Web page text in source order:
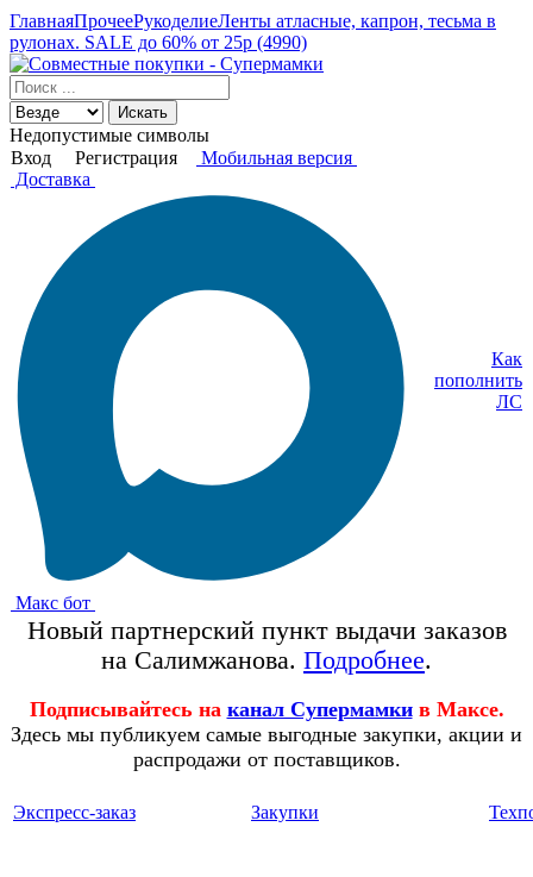
ГлавнаяПрочееРукоделиеЛенты атласные, капрон, тесьма в
рулонах. SALE до 60% от 25р (4990)
Искать
Недопустимые символы
Вход
Регистрация
Мобильная версия
Доставка
Макс бот
Как
пополнить
ЛС
Новый партнерский пункт выдачи заказов
на Салимжанова. Подробнее.
Подписывайтесь на канал Супермамки в Максе.
Здесь мы публикуем самые выгодные закупки, акции и
распродажи от поставщиков.
Экспресс-заказ Закупки